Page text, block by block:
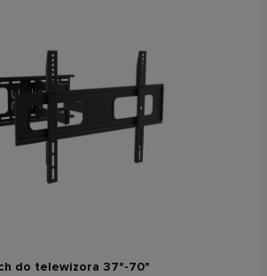
do telewizora 37"-70"
do koszyka